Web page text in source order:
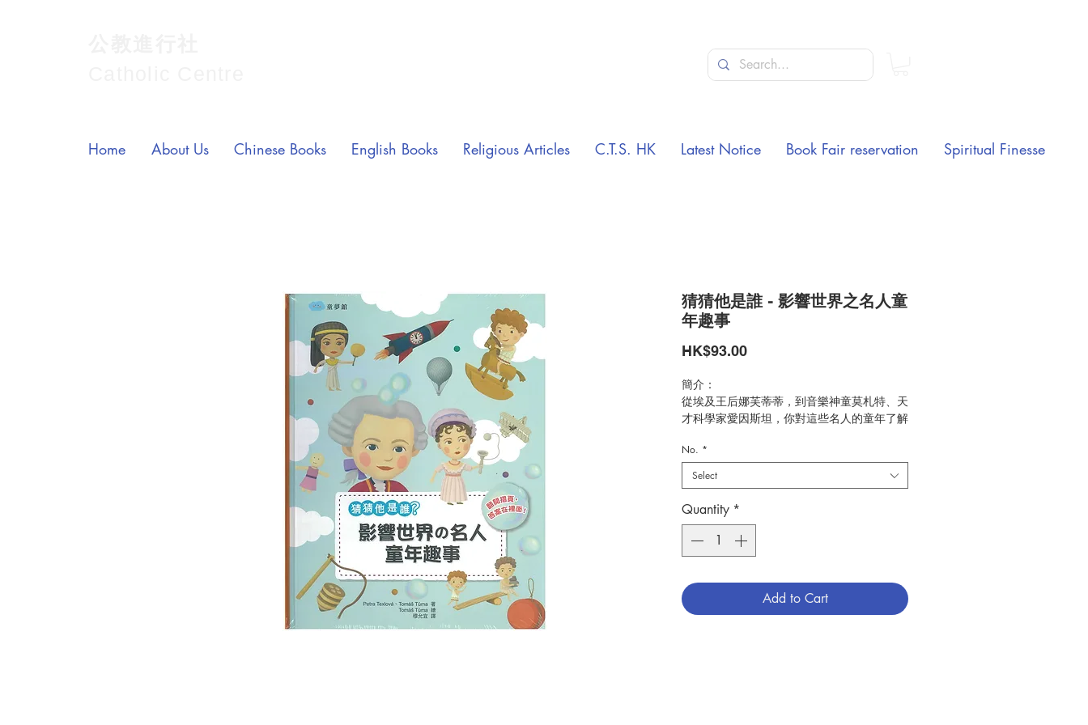
猜猜他是誰 - 影響世界之名人童
年趣事
HK$93.00Price
簡介：
從埃及王后娜芙蒂蒂，到音樂神童莫札特、天
才科學家愛因斯坦，你對這些名人的童年了解
本書精選25位世界名人，用可愛的插圖和童
年時代的線索提示，你猜得出他們是誰嗎？翻
開摺頁，答案等你來揭曉！
作者：Petra Texlova, Tomas Tuma
繪者：Tomas Tuma
出版：童夢館
出版日期：2022年11月
No. *
Select
Quantity *
Add to Cart
Home About Us Chinese Books English Books Religious Articles C.T.S. HK Latest Notice Book Fair reservation Spiritual Finesse